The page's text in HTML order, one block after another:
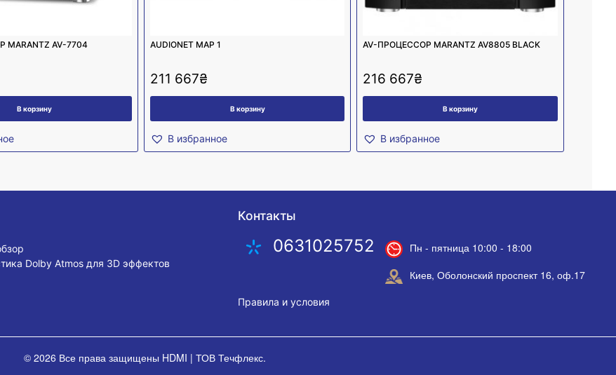
AV-7704
В корзину
AUDIONET MAP 1
211 667₴
В корзину
В избранное
AV-ПРОЦЕССОР MARANTZ AV8805 BLACK
216 667₴
В корзину
В избранное
Dolby Atmos для 3D эффектов
Контакты
0631025752
Пн - пятница 10:00 - 18:00
Киев, Оболонский проспект 16, оф.17
Правила и условия
© 2026 Все права защищены HDMI | ТОВ Течфлекс.